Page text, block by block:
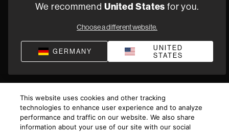
Geschäftsbedingungen von Versorgung
Harman International Industries, Incorporated. All
rights reserved.
We recommend United States for you.
Choose a different website.
GERMANY
UNITED
STATES
This website uses cookies and other tracking
technologies to enhance user experience and to analyze
performance and traffic on our website. We also share
information about your use of our site with our social